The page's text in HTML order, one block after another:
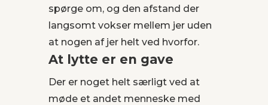
spørge om, og den afstand der
langsomt vokser mellem jer uden
at nogen af jer helt ved hvorfor.
At lytte er en gave
Der er noget helt særligt ved at
møde et andet menneske med